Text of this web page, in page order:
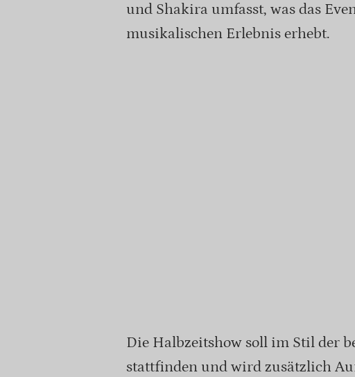
und Shakira umfasst, was das
musikalischen Erlebnis erhebt.
Die Halbzeitshow soll im Stil der
stattfinden und wird zusätzlich